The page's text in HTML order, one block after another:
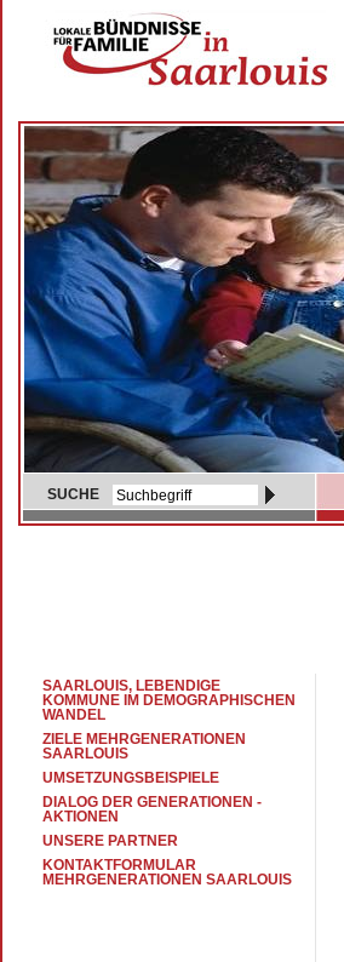
SUCHE
SAARLOUIS, LEBENDIGE
KOMMUNE IM DEMOGRAPHISCHEN
WANDEL
ZIELE MEHRGENERATIONEN
SAARLOUIS
UMSETZUNGSBEISPIELE
DIALOG DER GENERATIONEN -
AKTIONEN
UNSERE PARTNER
KONTAKTFORMULAR
MEHRGENERATIONEN SAARLOUIS